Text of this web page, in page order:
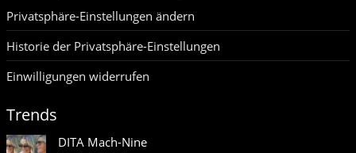
Privatsphäre-Einstellungen ändern
Historie der Privatsphäre-Einstellungen
Einwilligungen widerrufen
Trends
DITA Mach-Nine